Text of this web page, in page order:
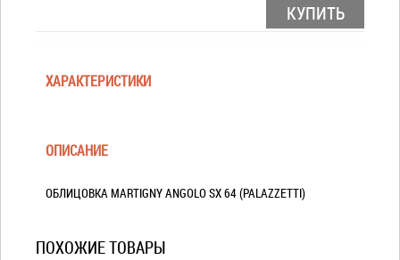
КУПИТЬ
ХАРАКТЕРИСТИКИ
ОПИСАНИЕ
ОБЛИЦОВКА MARTIGNY ANGOLO SX 64 (PALAZZETTI)
ПОХОЖИЕ ТОВАРЫ